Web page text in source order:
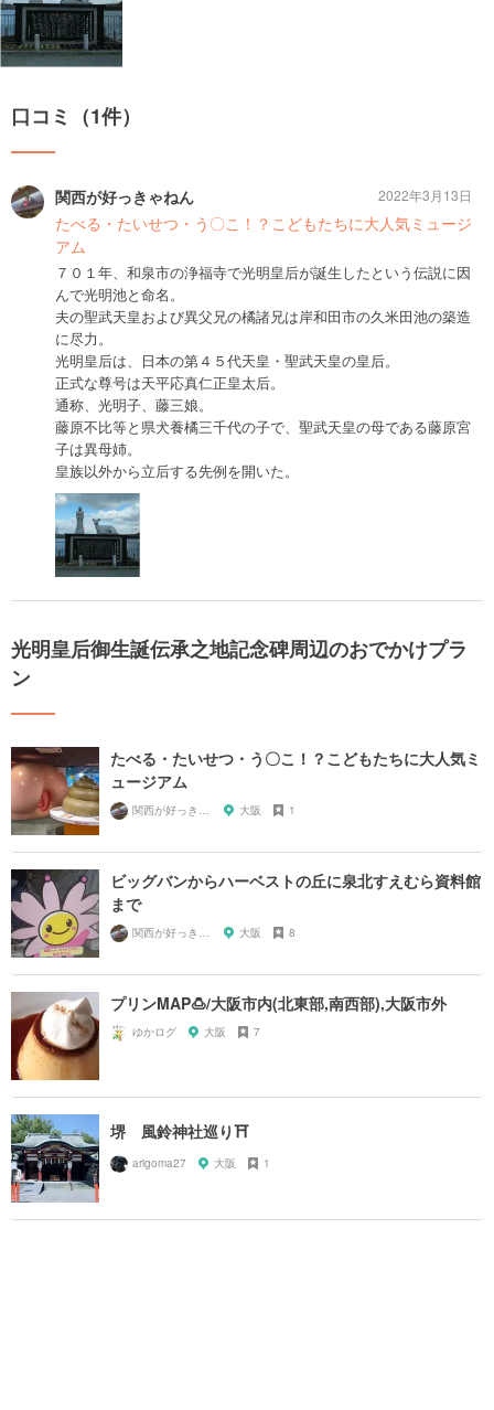
口コミ（1件）
関西が好っきゃねん
たべる・たいせつ・う〇こ！？こどもたちに大人気ミュージ
アム
７０１年、和泉市の浄福寺で光明皇后が誕生したという伝説に因
んで光明池と命名。
夫の聖武天皇および異父兄の橘諸兄は岸和田市の久米田池の築造
に尽力。
光明皇后は、日本の第４５代天皇・聖武天皇の皇后。
正式な尊号は天平応真仁正皇太后。
通称、光明子、藤三娘。
藤原不比等と県犬養橘三千代の子で、聖武天皇の母である藤原宮
子は異母姉。
皇族以外から立后する先例を開いた。
2022年3月13日
光明皇后御生誕伝承之地記念碑周辺のおでかけプラ
ン
たべる・たいせつ・う〇こ！？こどもたちに大人気ミ
ュージアム
関西が好っきゃねん 大阪 1
ビッグバンからハーベストの丘に泉北すえむら資料館
まで
関西が好っきゃねん 大阪 8
プリンMAP🍮/大阪市内(北東部,南西部),大阪市外
ゆかログ 大阪 7
堺 風鈴神社巡り⛩
arigoma27 大阪 1